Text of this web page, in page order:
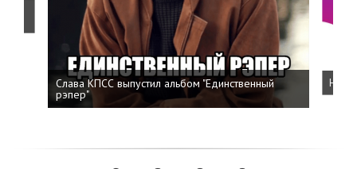
Слава КПСС выпустил альбом "Единственный
рэпер"